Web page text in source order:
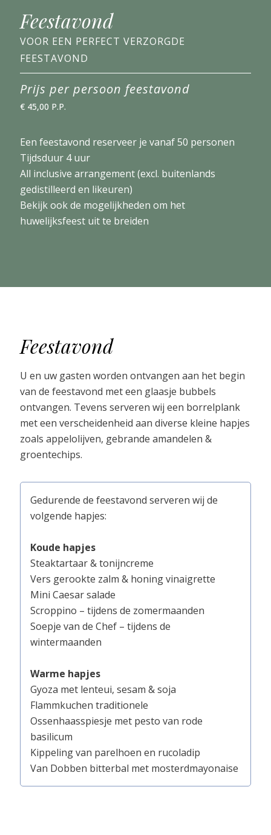
Feestavond
VOOR EEN PERFECT VERZORGDE
FEESTAVOND
Prijs per persoon feestavond
€ 45,00 P.P.
Een feestavond reserveer je vanaf 50 personen
Tijdsduur 4 uur
All inclusive arrangement (excl. buitenlands
gedistilleerd en likeuren)
Bekijk ook de mogelijkheden om het
huwelijksfeest uit te breiden
Feestavond
U en uw gasten worden ontvangen aan het begin
van de feestavond met een glaasje bubbels
ontvangen. Tevens serveren wij een borrelplank
met een verscheidenheid aan diverse kleine hapjes
zoals appelolijven, gebrande amandelen &
groentechips.
Gedurende de feestavond serveren wij de
volgende hapjes:
Koude hapjes
Steaktartaar & tonijncreme
Vers gerookte zalm & honing vinaigrette
Mini Caesar salade
Scroppino – tijdens de zomermaanden
Soepje van de Chef – tijdens de
wintermaanden
Warme hapjes
Gyoza met lenteui, sesam & soja
Flammkuchen traditionele
Ossenhaasspiesje met pesto van rode
basilicum
Kippeling van parelhoen en rucoladip
Van Dobben bitterbal met mosterdmayonaise